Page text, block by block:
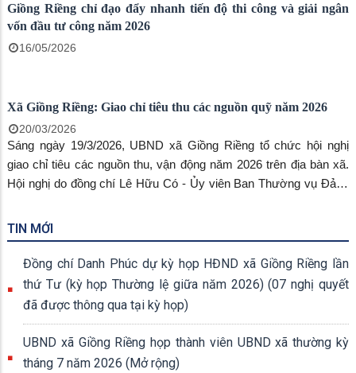
Giồng Riềng chỉ đạo đẩy nhanh tiến độ thi công và giải ngân
vốn đầu tư công năm 2026
16/05/2026
Xã Giồng Riềng: Giao chỉ tiêu thu các nguồn quỹ năm 2026
20/03/2026
Sáng ngày 19/3/2026, UBND xã Giồng Riềng tổ chức hội nghị
giao chỉ tiêu các nguồn thu, vận động năm 2026 trên địa bàn xã.
Hội nghị do đồng chí Lê Hữu Có - Ủy viên Ban Thường vụ Đảng
thể xã và đại diện các ấp.
TIN MỚI
Đồng chí Danh Phúc dự kỳ họp HĐND xã Giồng Riềng lần
thứ Tư (kỳ họp Thường lệ giữa năm 2026) (07 nghị quyết
đã được thông qua tại kỳ họp)
UBND xã Giồng Riềng họp thành viên UBND xã thường kỳ
tháng 7 năm 2026 (Mở rộng)